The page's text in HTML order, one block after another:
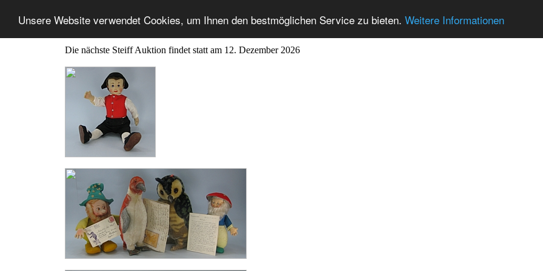
Unsere Website verwendet Cookies, um Ihnen den bestmöglichen Service zu bieten. Weitere Informationen
Die nächste Steiff Auktion findet statt am 12. Dezember 2026